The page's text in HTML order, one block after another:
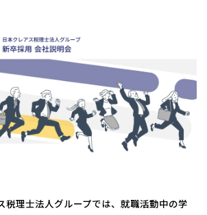
イトTOPへ
フォーム
税理士法人グループでは、就職活動中の学